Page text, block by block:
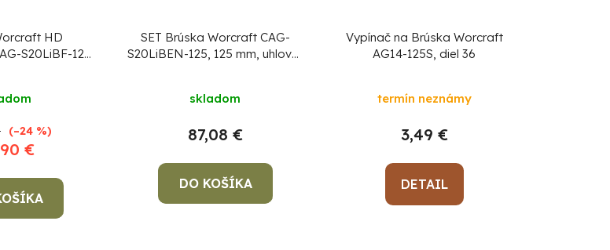
HD
S20LiBF-125,
€
(–24 %)
SET Brúska Worcraft CAG-
S20LiBEN-125, 125 mm, uhlová,
akumulátor, 1x 2,0 A nabíjačka
skladom
87,08 €
DO KOŠÍKA
Vypínač na Brúska Worcraft
AG14-125S, diel 36
termín neznámy
3,49 €
DETAIL